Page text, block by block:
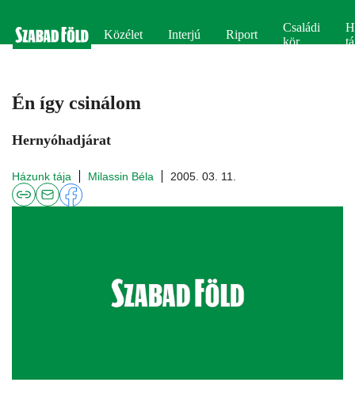
Közélet Interjú Riport
Családi
kör
Én így csinálom
Hernyóhadjárat
Házunk tája Milassin Béla 2005. 03. 11.